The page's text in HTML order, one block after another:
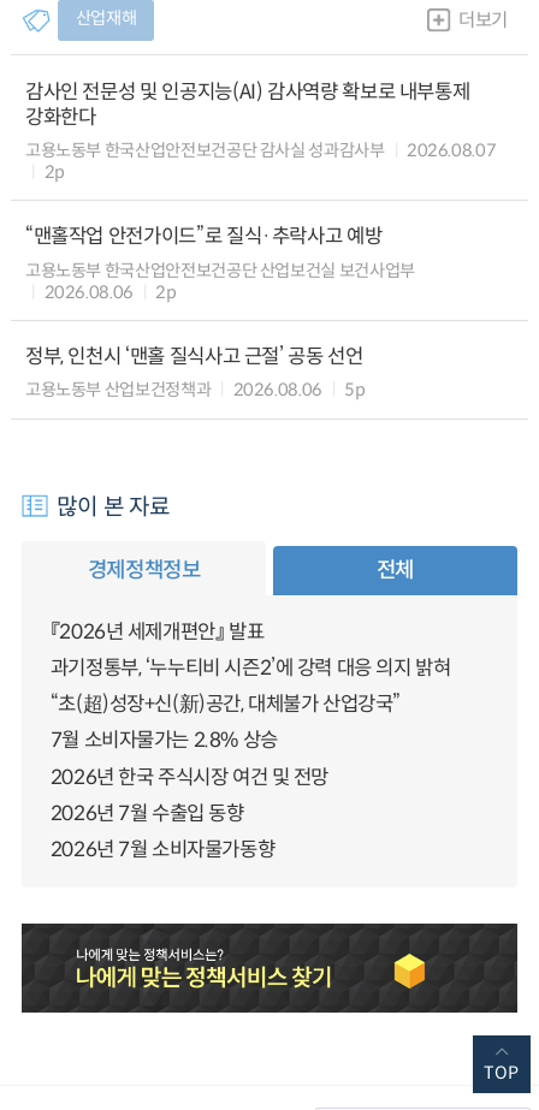
산업재해 더보기
감사인 전문성 및 인공지능(AI) 감사역량 확보로 내부통제
강화한다
고용노동부 한국산업안전보건공단 감사실 성과감사부
2026.08.07
2p
“맨홀작업 안전가이드”로 질식·추락사고 예방
고용노동부 한국산업안전보건공단 산업보건실 보건사업부
2026.08.06
2p
정부, 인천시 ‘맨홀 질식사고 근절’ 공동 선언
고용노동부 산업보건정책과 2026.08.06 5p
많이 본 자료
경제정책정보 전체
『2026년 세제개편안』 발표
과기정통부, ‘누누티비 시즌2’에 강력 대응 의지 밝혀
“초(超)성장+신(新)공간, 대체불가 산업강국”
7월 소비자물가는 2.8% 상승
2026년 한국 주식시장 여건 및 전망
2026년 7월 수출입 동향
2026년 7월 소비자물가동향
TOP